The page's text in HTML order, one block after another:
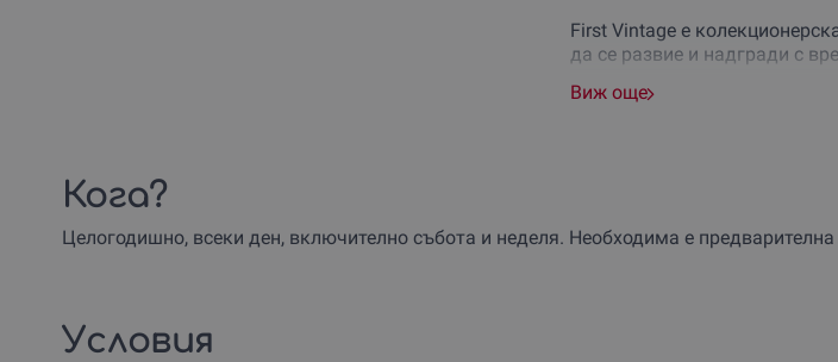
First Vintage е
да се развие и надгради с
Дегустацията на вина се
го отличава от всички
Виж още
Кога?
Целогодишно, всеки ден, включително събота и неделя. Необходима е
Условия